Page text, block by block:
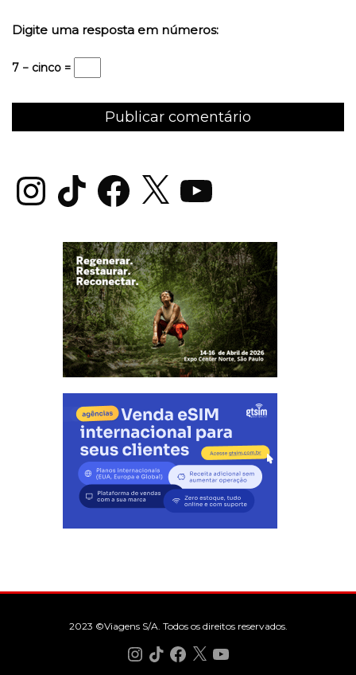
Digite uma resposta em números:
7 − cinco =
InstagramTikTok Facebook
X YouTube
2023 ©Viagens S/A. Todos os direitos reservados.
Instagram
TikTokFacebook
X YouTube